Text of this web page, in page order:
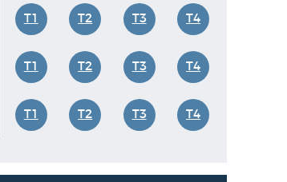
T1 T2 T3 T4
T1 T2 T3 T4
T1 T2 T3 T4